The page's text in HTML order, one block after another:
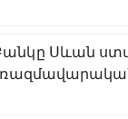
Սևան